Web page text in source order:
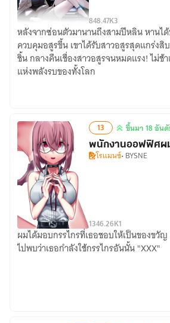
Read
Primordial
Ten
Fiends:
Beasts,
I
Tame
Beast
Girls
古
十
凶：
848.47K3
หลังจากซ่อนตัวมานานถึงสามปีหลิน หานไ
ควบคุมอสูรขึ้น เขาได้รับสาวอสูรสุดแกร่ง
ชิ้น กลางคืนเชื่องสาวอสูรจนหมดแรง! ไม่ช้
แห่งพลังรบของทั้งโลก
พนักงาน
ออฟฟิศ
13
ขึ้น
มา
ขึ้นมา 18 อัน
พนักงานออฟฟิศผ
โรแมนซ์• BYSNE
1346.26K1
ผมได้มอบกรรไกรที่เธอชอบให้เป็นของขวั
ไปพบว่าเธอกำลังใช้กรรไกรอันนั้น "XXX"